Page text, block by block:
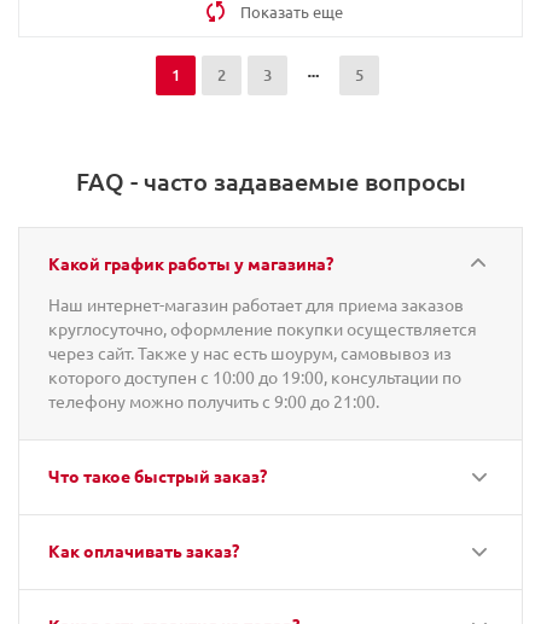
Показать еще
1 2 3 5
FAQ - часто задаваемые вопросы
Какой график работы у магазина?
Наш интернет-магазин работает для приема заказов
круглосуточно, оформление покупки осуществляется
через сайт. Также у нас есть шоурум, самовывоз из
которого доступен с 10:00 до 19:00, консультации по
телефону можно получить с 9:00 до 21:00.
Что такое быстрый заказ?
Как оплачивать заказ?